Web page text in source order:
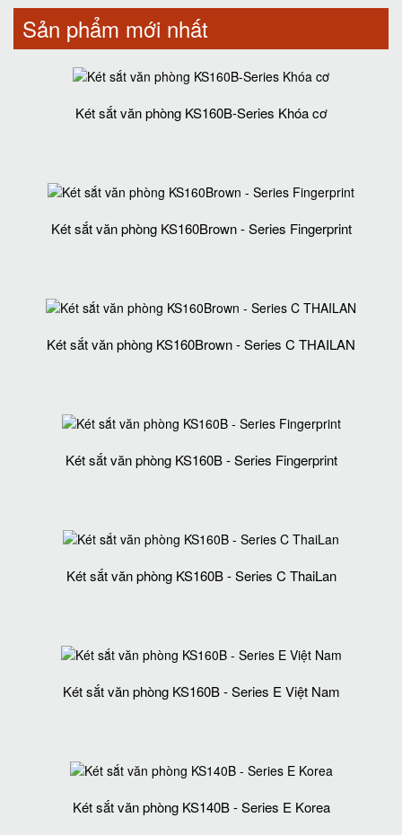
Sản phẩm mới nhất
Két sắt văn phòng KS160B-Series Khóa cơ
Két sắt văn phòng KS160Brown - Series Fingerprint
Két sắt văn phòng KS160Brown - Series C THAILAN
Két sắt văn phòng KS160B - Series Fingerprint
Két sắt văn phòng KS160B - Series C ThaiLan
Két sắt văn phòng KS160B - Series E Việt Nam
Két sắt văn phòng KS140B - Series E Korea